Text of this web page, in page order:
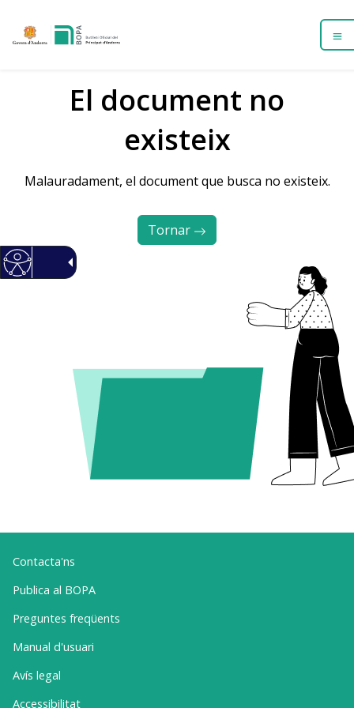
El document no
existeix
Malauradament, el document que busca no existeix.
Contacta'ns
Publica al BOPA
Preguntes freqüents
Manual d'usuari
Avís legal
Accessibilitat